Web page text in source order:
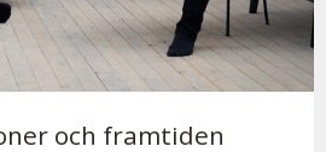
och framtiden